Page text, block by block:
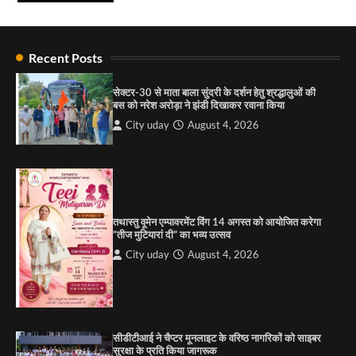
4
4
1
2
पारस हेल्थ पंचकूला ने ‘तिरंगा यात्रा 2025’ का हरियाणा से
कश्मीर तक किया आगाज़, राष्ट्रीय एकता को मिलेगा नया
आयाम
City uday August 6, 2025
Recent Posts
सेक्टर-30 से माता बाला सुंदरी के दर्शन हेतु श्रद्धालुओं की
बस को नरेश अरोड़ा ने झंडी दिखाकर रवाना किया
City uday August 4, 2026
तथास्तु वूमेन एम्पावरमेंट विंग 14 अगस्त को आयोजित करेगा
“तीज मुटियारां दी” का भव्य उत्सव
City uday August 4, 2026
सीडीटीआई ने चैप्टर मूनलाइट के वरिष्ठ नागरिकों को साइबर
सुरक्षा के प्रति किया जागरूक